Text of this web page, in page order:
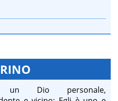
un Dio personale,